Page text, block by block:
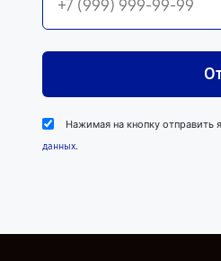
Нажимая на кнопку отправить
данных.